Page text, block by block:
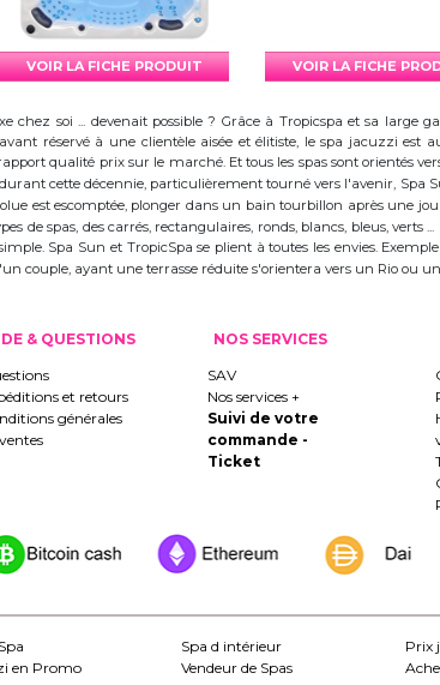
VOIR LA FICHE PRODUIT VOIR LA FICHE
soi ... devenait possible ? Grâce à Tropicspa et sa large
réservé à une clientèle aisée et élitiste, le spa jacuzzi
qualité prix sur le marché. Et tous les spas sont orientés
cette décennie, particulièrement tourné vers l'avenir, Spa
est escomptée, plonger dans un bain tourbillon après une
de spas, des carrés, rectangulaires, ronds, blancs, bleus, verts
Spa Sun et TropicSpa se plient à toutes les envies.
couple, ayant une terrasse réduite s'orientera vers un Rio ou
& QUESTIONS
et retours
générales
NOS SERVICES
SAV
Nos services +
Suivi de votre
commande -
Ticket
Spa d intérieur
Prix
en Promo Vendeur de Spas